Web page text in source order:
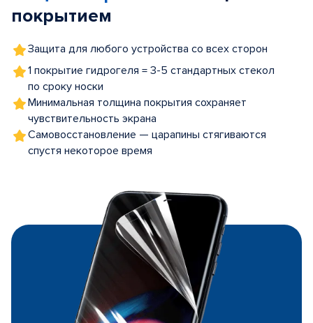
покрытием
Защита для любого устройства со всех сторон
1 покрытие гидрогеля = 3-5 стандартных стекол
по сроку носки
Минимальная толщина покрытия сохраняет
чувствительность экрана
Самовосстановление — царапины стягиваются
спустя некоторое время